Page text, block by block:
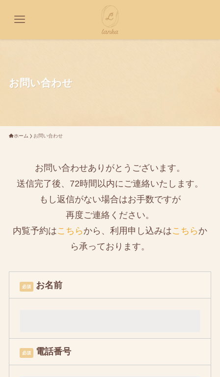
お問い合わせ
ホーム お問い合わせ
お問い合わせありがとうございます。
送信完了後、72時間以内にご連絡いたします。
もし返信がない場合はお手数ですが
再度ご連絡ください。
内覧予約はこちら から、利用申し込みはこちら か
ら承っております。
必須 お名前
必須 電話番号